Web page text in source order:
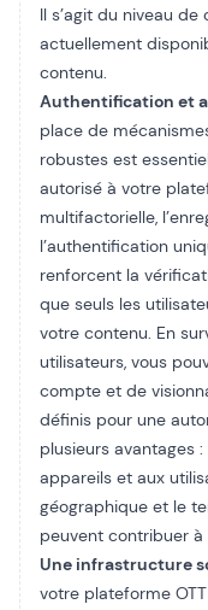
Il s’agit du niveau
actuellement
contenu.
Authentification et
place de
robustes est
autorisé à votre
multifactorielle,
l’authentification
renforcent la
que seuls les
votre contenu. En
utilisateurs, vous
compte et de
définis pour une
plusieurs avantages
appareils et aux
géographique et le
peuvent contribuer à
Une infrastructure
votre plateforme